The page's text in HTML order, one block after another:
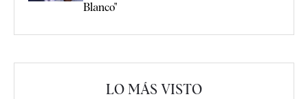
Blanco"
LO MÁS VISTO